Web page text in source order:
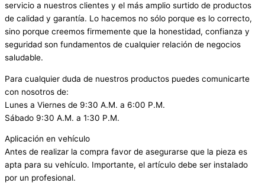
servicio a nuestros clientes y el más amplio surtido de productos
de calidad y garantía. Lo hacemos no sólo porque es lo correcto,
sino porque creemos firmemente que la honestidad, confianza y
seguridad son fundamentos de cualquier relación de negocios
saludable.
Para cualquier duda de nuestros productos puedes comunicarte
con nosotros de:
Lunes a Viernes de 9:30 A.M. a 6:00 P.M.
Sábado 9:30 A.M. a 1:30 P.M.
Aplicación en vehículo
Antes de realizar la compra favor de asegurarse que la pieza es
apta para su vehículo. Importante, el artículo debe ser instalado
por un profesional.